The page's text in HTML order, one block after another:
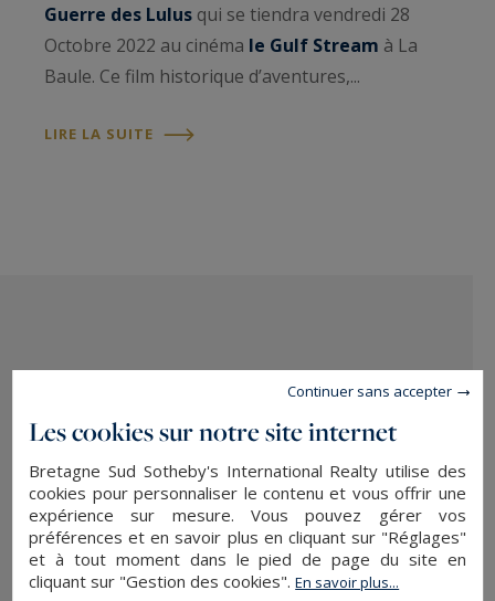
Guerre des Lulus qui se tiendra vendredi 28
Octobre 2022 au cinéma le Gulf Stream à La
Baule. Ce film historique d’aventures,...
LIRE LA SUITE
" Immobilier : dans le Finistère, un
tournant s’amorce " citation de
Ronan Pradeau, Fondateur de
Bretagne Sud Sotheby's International
Realty
Les cookies sur notre site internet
Bretagne Sud Sotheby's International Realty utilise des
cookies pour personnaliser le contenu et vous offrir une
expérience sur mesure. Vous pouvez gérer vos
préférences et en savoir plus en cliquant sur "Réglages"
et à tout moment dans le pied de page du site en
cliquant sur "Gestion des cookies".En savoir plus...
Continuer sans accepter